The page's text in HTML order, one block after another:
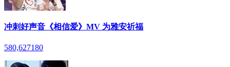
冲刺好声音《相信爱》MV 为雅安祈福
580,627180